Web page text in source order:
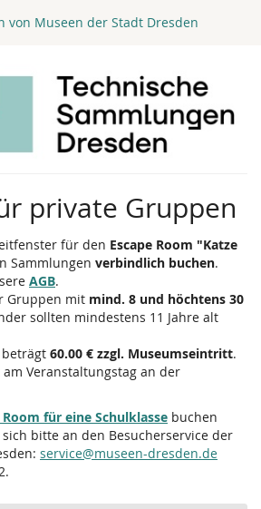
von Museen der Stadt Dresden
private Gruppen
für den Escape Room "Katze
Sammlungen verbindlich buchen.
AGB.
Gruppen mit mind. 8 und höchtens 30
sollten mindestens 11 Jahre alt
60.00 € zzgl. Museumseintritt.
Veranstaltungstag an der
Room für eine Schulklasse buchen
bitte an den Besucherservice der
service@museen-dresden.de